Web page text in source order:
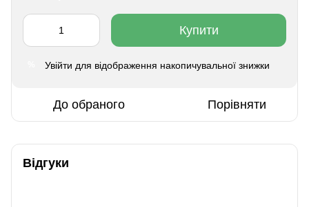
Купити
Увійти для відображення накопичувальної знижки
До обраного Порівняти
Відгуки